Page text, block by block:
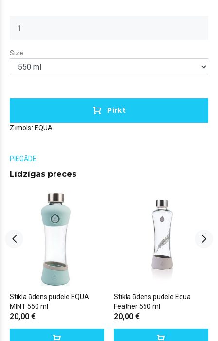
Size
Pirkt
Zīmols: EQUA
PIEGĀDE
Līdzīgas preces
Stikla ūdens pudele EQUA
MINT 550 ml
20,00 €
Stikla ūdens pudele Equa
Feather 550 ml
20,00 €